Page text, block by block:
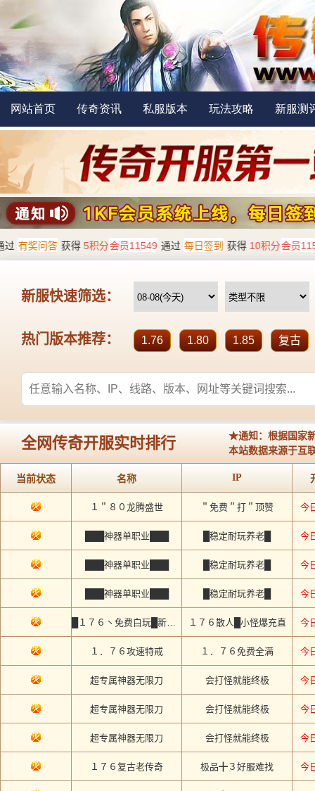
网站首页 传奇资讯 私服版本 玩法攻略 新服测